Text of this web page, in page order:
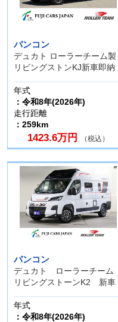
バンコン
デュカト ローラーチーム製
リビングストンKJ新車即納
年式
：令和8年(2026年)
走行距離
：259km
1423.6万円 （税込）
バンコン
デュカト ローラーチーム
リビングストーンK2 新車
年式
：令和8年(2026年)